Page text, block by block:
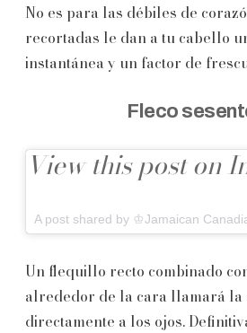
No es para las débiles de
recortadas le dan a tu cabello
instantánea y un factor de
Fleco
View this post on
A post shared by ♔Jamaican
Un flequillo recto combinado
alrededor de la cara llamará la
directamente a los ojos.